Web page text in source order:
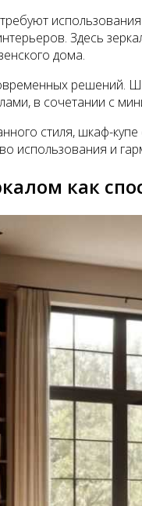
требуют
Здесь
дома.
решений.
в сочетании с
стиля, шкаф-
использования и
как